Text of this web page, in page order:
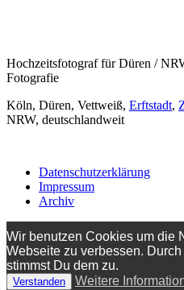
Hochzeitsfotograf für Düren /
Fotografie
Köln, Düren, Vettweiß, Erftstadt,
NRW, deutschlandweit
Datenschutzerklärung
Impressum
Archiv
Wir benutzen Cookies um die
Webseite zu verbessen.
stimmst Du dem zu.
Verstanden Weitere